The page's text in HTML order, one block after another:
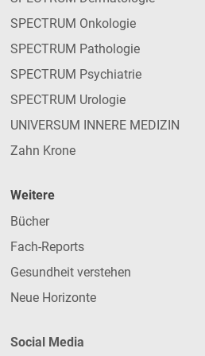
SPECTRUM Onkologie
SPECTRUM Pathologie
SPECTRUM Psychiatrie
SPECTRUM Urologie
UNIVERSUM INNERE MEDIZIN
Zahn Krone
Weitere
Bücher
Fach-Reports
Gesundheit verstehen
Neue Horizonte
Social Media